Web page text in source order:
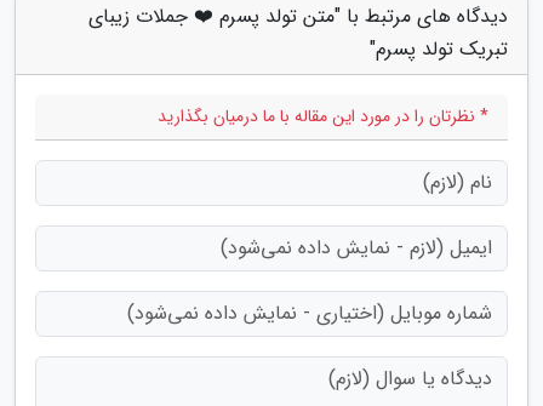
دیدگاه های مرتبط با "متن تولد پسرم ❤️ جملات زیبای
تبریک تولد پسرم"
* نظرتان را در مورد این مقاله با ما درمیان بگذارید